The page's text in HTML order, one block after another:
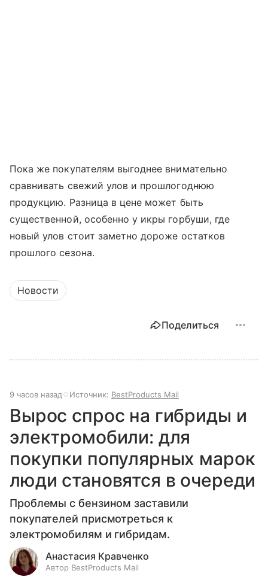
Пока же покупателям выгоднее внимательно
сравнивать свежий улов и прошлогоднюю
продукцию. Разница в цене может быть
существенной, особенно у икры горбуши, где
новый улов стоит заметно дороже остатков
прошлого сезона.
Новости
Поделиться
9 часов назад Источник: BestProducts Mail
Вырос спрос на гибриды и
электромобили: для
покупки популярных марок
люди становятся в очереди
Проблемы с бензином заставили
покупателей присмотреться к
электромобилям и гибридам.
Анастасия Кравченко
Автор BestProducts Mail